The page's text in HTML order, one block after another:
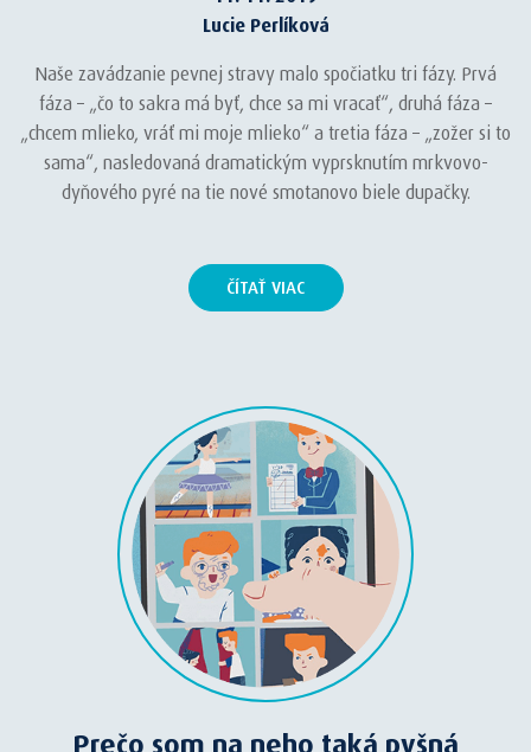
Lucie Perlíková
Naše zavádzanie pevnej stravy malo spočiatku tri fázy. Prvá
fáza – „čo to sakra má byť, chce sa mi vracať“, druhá fáza –
„chcem mlieko, vráť mi moje mlieko“ a tretia fáza – „zožer si to
sama“, nasledovaná dramatickým vyprsknutím mrkvovo-
dyňového pyré na tie nové smotanovo biele dupačky.
ČÍTAŤ VIAC
Prečo som na neho taká pyšná